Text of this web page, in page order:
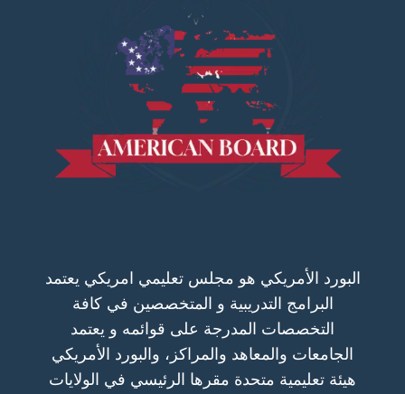
البورد الأمريكي هو مجلس تعليمي امريكي يعتمد
البرامج التدريبية و المتخصصين في كافة
التخصصات المدرجة على قوائمه و يعتمد
الجامعات والمعاهد والمراكز، والبورد الأمريكي
هيئة تعليمية متحدة مقرها الرئيسي في الولايات